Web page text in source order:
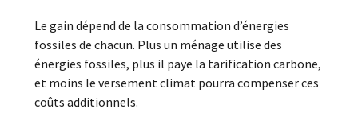
Le gain dépend de la consommation d’énergies
fossiles de chacun. Plus un ménage utilise des
énergies fossiles, plus il paye la tarification carbone,
et moins le versement climat pourra compenser ces
coûts additionnels.